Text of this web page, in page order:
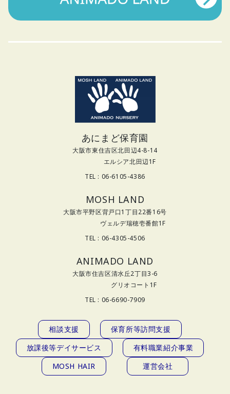
あにまど保育園
大阪市東住吉区北田辺4-8-14
エルシア北田辺1F
TEL : 06-6105-4386
MOSH LAND
大阪市平野区背戸口1丁目22番16号
ヴェルデ瑞穂壱番館1F
TEL : 06-4305-4506
ANIMADO LAND
大阪市住吉区清水丘2丁目3-6
グリオコート1F
TEL : 06-6690-7909
相談支援
保育所等訪問支援
放課後等デイサービス
有料職業紹介事業
MOSH HAIR
運営会社